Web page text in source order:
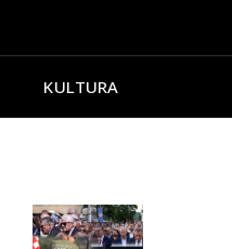
KULTURA